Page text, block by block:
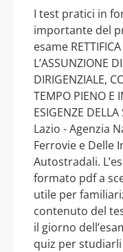
I test pratici in
importante del
esame
L’ASSUNZIONE
DIRIGENZIALE,
TEMPO PIENO E
ESIGENZE
Lazio - Agenzia
Ferrovie e Delle
Autostradali.
formato pdf a
utile per
contenuto del
il giorno
quiz per